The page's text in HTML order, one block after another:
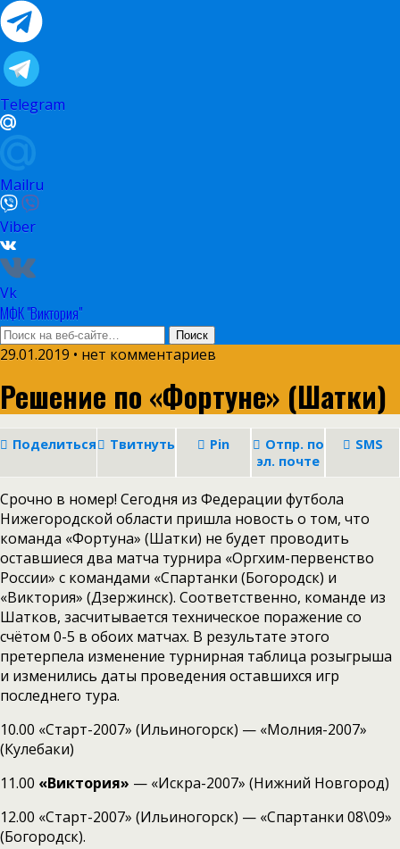
Telegram
Mailru
Viber
Vk
МФК "Виктория"
29.01.2019 • нет комментариев
Решение по «Фортуне» (Шатки)
Поделиться Твитнуть Pin
Отпр. по
эл. почте
SMS
Срочно в номер! Сегодня из Федерации футбола
Нижегородской области пришла новость о том, что
команда «Фортуна» (Шатки) не будет проводить
оставшиеся два матча турнира «Оргхим-первенство
России» с командами «Спартанки (Богородск) и
«Виктория» (Дзержинск). Соответственно, команде из
Шатков, засчитывается техническое поражение со
счётом 0-5 в обоих матчах. В результате этого
претерпела изменение турнирная таблица розыгрыша
и изменились даты проведения оставшихся игр
последнего тура.
10.00 «Старт-2007» (Ильиногорск) — «Молния-2007»
(Кулебаки)
11.00 «Виктория» — «Искра-2007» (Нижний Новгород)
12.00 «Старт-2007» (Ильиногорск) — «Спартанки 08\09»
(Богородск).